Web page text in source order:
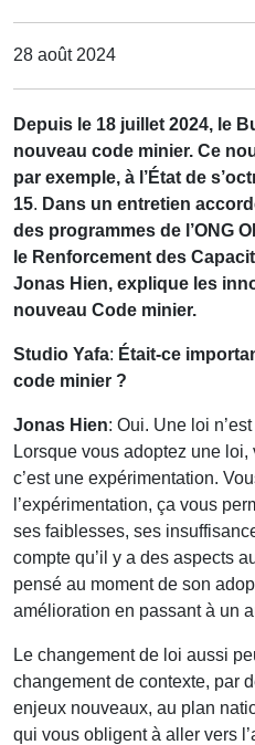
28 août 2024
Depuis le 18 juillet 2024, le
nouveau code minier. Ce
par exemple, à l’État de
15. Dans un entretien
des programmes de l’ONG
le Renforcement des
Jonas Hien, explique les
nouveau Code minier.
Studio Yafa: Était-ce
code minier ?
Jonas Hien: Oui. Une loi
Lorsque vous adoptez une
c’est une expérimentation.
l’expérimentation, ça vous
ses faiblesses, ses
compte qu’il y a des aspects
pensé au moment de son
amélioration en passant à un
Le changement de loi aussi
changement de contexte, par
enjeux nouveaux, au plan
qui vous obligent à aller vers